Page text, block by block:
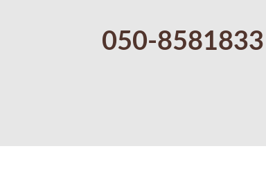
050-8581833